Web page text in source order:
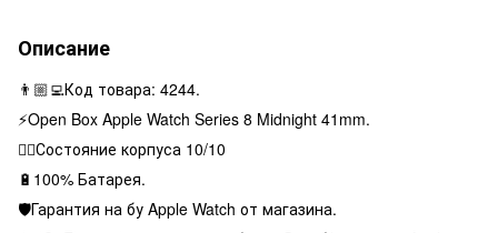
Описание
👨🏼‍💻Код товара: 4244.
⚡️Open Box Apple Watch Series 8 Midnight 41mm.
👌🏻Состояние корпуса 10/10
🔋100% Батарея.
🛡Гарантия на бу Apple Watch от магазина.